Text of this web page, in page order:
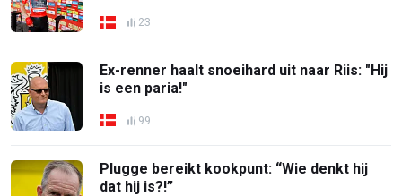
23
Ex-renner haalt snoeihard uit naar Riis: "Hij
is een paria!"
99
Plugge bereikt kookpunt: “Wie denkt hij
dat hij is?!”